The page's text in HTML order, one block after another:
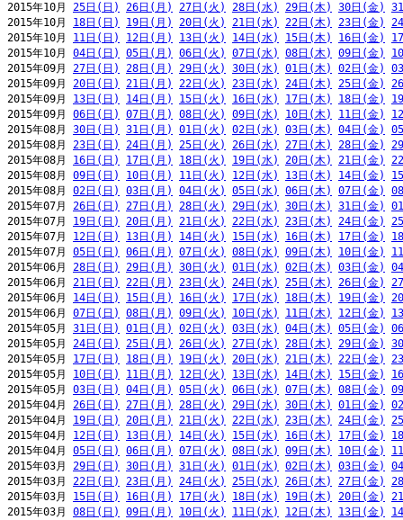
2015年10月 25日(日) 26日(月) 27日(火) 28日(水) 29日(木) 30日(金)
2015年10月 18日(日) 19日(月) 20日(火) 21日(水) 22日(木) 23日(金)
2015年10月 11日(日) 12日(月) 13日(火) 14日(水) 15日(木) 16日(金)
2015年10月 04日(日) 05日(月) 06日(火) 07日(水) 08日(木) 09日(金)
2015年09月 27日(日) 28日(月) 29日(火) 30日(水) 01日(木) 02日(金)
2015年09月 20日(日) 21日(月) 22日(火) 23日(水) 24日(木) 25日(金)
2015年09月 13日(日) 14日(月) 15日(火) 16日(水) 17日(木) 18日(金)
2015年09月 06日(日) 07日(月) 08日(火) 09日(水) 10日(木) 11日(金)
2015年08月 30日(日) 31日(月) 01日(火) 02日(水) 03日(木) 04日(金)
2015年08月 23日(日) 24日(月) 25日(火) 26日(水) 27日(木) 28日(金)
2015年08月 16日(日) 17日(月) 18日(火) 19日(水) 20日(木) 21日(金)
2015年08月 09日(日) 10日(月) 11日(火) 12日(水) 13日(木) 14日(金)
2015年08月 02日(日) 03日(月) 04日(火) 05日(水) 06日(木) 07日(金)
2015年07月 26日(日) 27日(月) 28日(火) 29日(水) 30日(木) 31日(金)
2015年07月 19日(日) 20日(月) 21日(火) 22日(水) 23日(木) 24日(金)
2015年07月 12日(日) 13日(月) 14日(火) 15日(水) 16日(木) 17日(金)
2015年07月 05日(日) 06日(月) 07日(火) 08日(水) 09日(木) 10日(金)
2015年06月 28日(日) 29日(月) 30日(火) 01日(水) 02日(木) 03日(金)
2015年06月 21日(日) 22日(月) 23日(火) 24日(水) 25日(木) 26日(金)
2015年06月 14日(日) 15日(月) 16日(火) 17日(水) 18日(木) 19日(金)
2015年06月 07日(日) 08日(月) 09日(火) 10日(水) 11日(木) 12日(金)
2015年05月 31日(日) 01日(月) 02日(火) 03日(水) 04日(木) 05日(金)
2015年05月 24日(日) 25日(月) 26日(火) 27日(水) 28日(木) 29日(金)
2015年05月 17日(日) 18日(月) 19日(火) 20日(水) 21日(木) 22日(金)
2015年05月 10日(日) 11日(月) 12日(火) 13日(水) 14日(木) 15日(金)
2015年05月 03日(日) 04日(月) 05日(火) 06日(水) 07日(木) 08日(金)
2015年04月 26日(日) 27日(月) 28日(火) 29日(水) 30日(木) 01日(金)
2015年04月 19日(日) 20日(月) 21日(火) 22日(水) 23日(木) 24日(金)
2015年04月 12日(日) 13日(月) 14日(火) 15日(水) 16日(木) 17日(金)
2015年04月 05日(日) 06日(月) 07日(火) 08日(水) 09日(木) 10日(金)
2015年03月 29日(日) 30日(月) 31日(火) 01日(水) 02日(木) 03日(金)
2015年03月 22日(日) 23日(月) 24日(火) 25日(水) 26日(木) 27日(金)
2015年03月 15日(日) 16日(月) 17日(火) 18日(水) 19日(木) 20日(金)
2015年03月 08日(日) 09日(月) 10日(火) 11日(水) 12日(木) 13日(金)